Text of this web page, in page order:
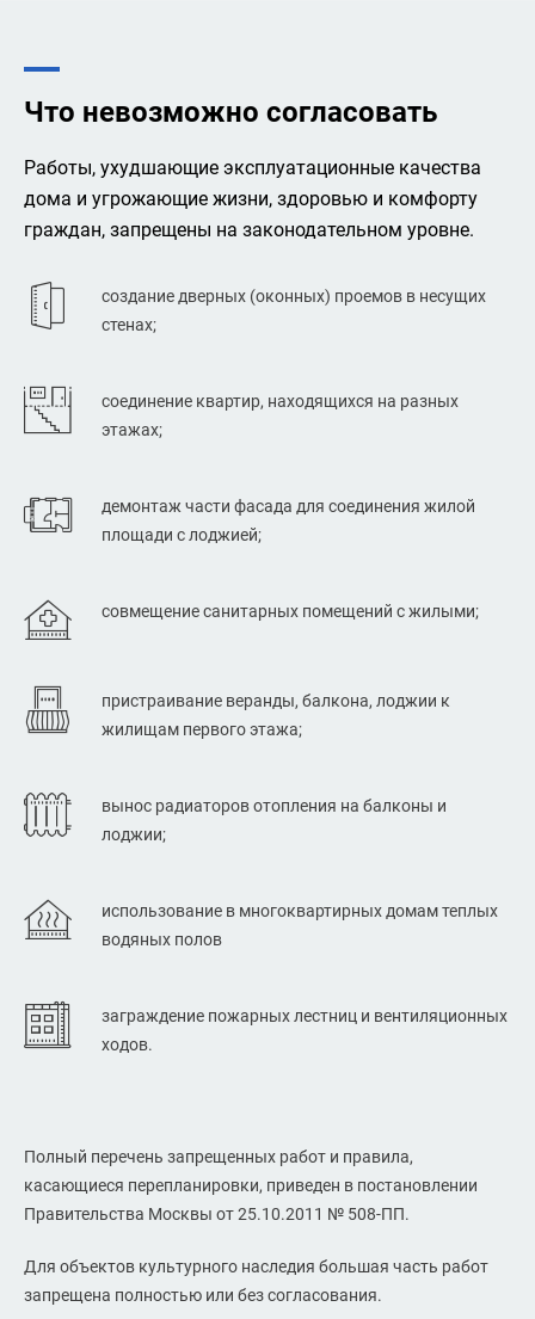
Что невозможно согласовать
Работы, ухудшающие эксплуатационные качества
дома и угрожающие жизни, здоровью и комфорту
граждан, запрещены на законодательном уровне.
создание дверных (оконных) проемов в несущих
стенах;
соединение квартир, находящихся на разных
этажах;
демонтаж части фасада для соединения жилой
площади с лоджией;
совмещение санитарных помещений с жилыми;
пристраивание веранды, балкона, лоджии к
жилищам первого этажа;
вынос радиаторов отопления на балконы и
лоджии;
использование в многоквартирных домам теплых
водяных полов
заграждение пожарных лестниц и вентиляционных
ходов.
Полный перечень запрещенных работ и правила,
касающиеся перепланировки, приведен в постановлении
Правительства Москвы от 25.10.2011 № 508-ПП.
Для объектов культурного наследия большая часть работ
запрещена полностью или без согласования.